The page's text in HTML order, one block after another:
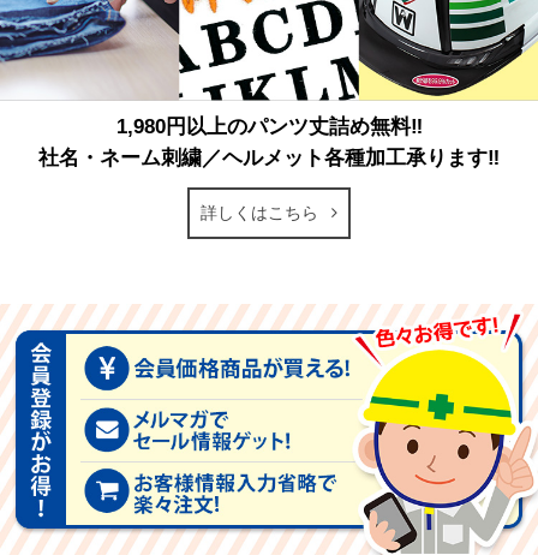
1,980円以上のパンツ丈詰め無料‼
社名・ネーム刺繍／ヘルメット各種加工承ります‼
詳しくはこちら